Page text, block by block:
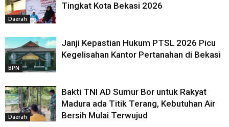
Daerah
Tingkat Kota Bekasi 2026
BPN
Janji Kepastian Hukum PTSL 2026 Picu
Kegelisahan Kantor Pertanahan di Bekasi
Daerah
Bakti TNI AD Sumur Bor untuk Rakyat
Madura ada Titik Terang, Kebutuhan Air
Bersih Mulai Terwujud